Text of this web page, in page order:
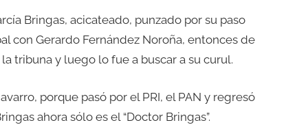
Bringas, acicateado, punzado por su paso
con Gerardo Fernández Noroña, entonces de
tribuna y luego lo fue a buscar a su curul.
porque pasó por el PRI, el PAN y regresó
ahora sólo es el “Doctor Bringas”.